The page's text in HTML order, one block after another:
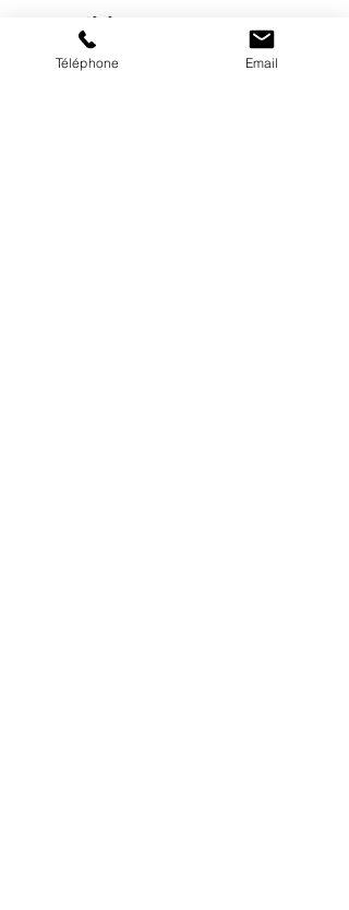
Conditions :
Savoir nager
Pour toutes
Téléphone Email